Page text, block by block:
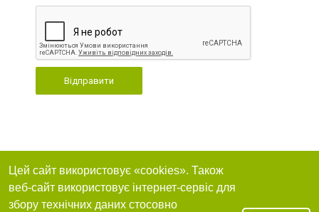
Відправити
Цей сайт використовує «cookies». Також
веб-сайт використовує інтернет-сервіс для
збору технічних даних стосовно